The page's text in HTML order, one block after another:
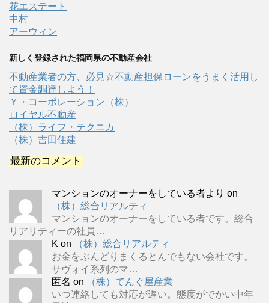
花エステート
中村
アーウィン
新しく登録された福岡県の不動産会社
不動産業者の方、必見☆不動産担保ローンをうまく活用し
て資金調達しよう！
Ｙ・コーポレーション（株）
ロイヤル不動産
（株）ライフ・テクニカ
（株）吉田住建
最新のコメント
マンションのオーナーをしている者より on
（株）総合リアルティ
マンションのオーナーをしている者です。総合
リアリティーの社員…
K on
（株）総合リアルティ
お金をぶんどりまくるとんでもない会社です。
サヴォイ系列のマ…
匿名 on
（株）てんぐ屋産業
いつ連絡しても対応が遅い。態度がでかい中年